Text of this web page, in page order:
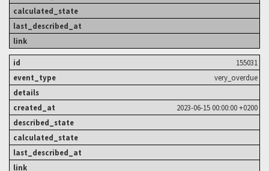
155031
very_overdue
2023-06-15 00:00:00 +0200